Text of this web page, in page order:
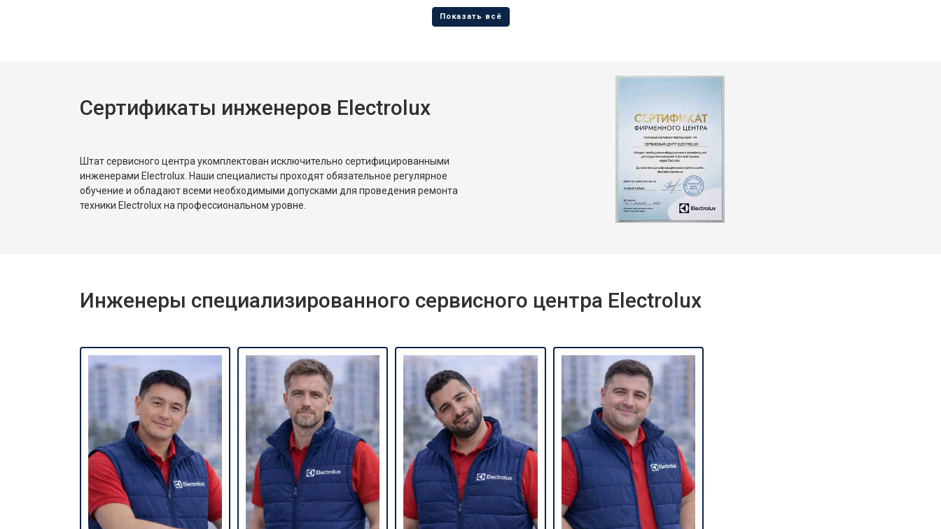
Сертификаты инженеров Electrolux
Штат сервисного центра укомплектован исключительно сертифицированными
инженерами Electrolux. Наши специалисты проходят обязательное регулярное
обучение и обладают всеми необходимыми допусками для проведения ремонта
техники Electrolux на профессиональном уровне.
Инженеры специализированного сервисного центра Electrolux